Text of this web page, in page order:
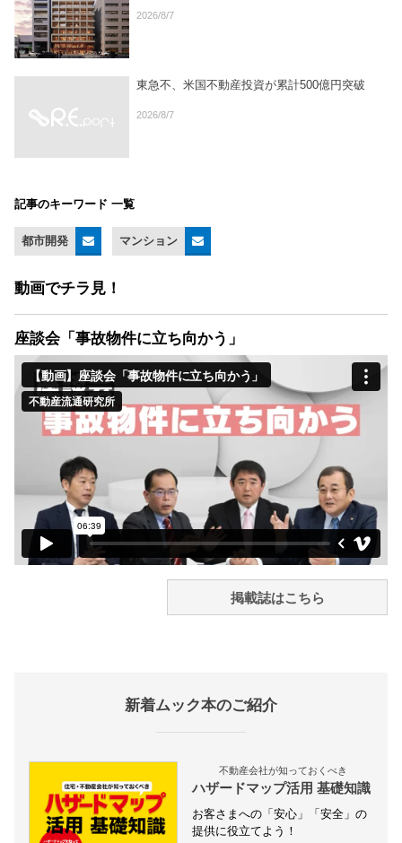
2026/8/7
東急不、米国不動産投資が累計500億円突破
2026/8/7
記事のキーワード 一覧
都市開発 マンション
動画でチラ見！
座談会「事故物件に立ち向かう」
掲載誌はこちら
新着ムック本のご紹介
不動産会社が知っておくべき
ハザードマップ活用 基礎知識
お客さまへの「安心」「安全」の
提供に役立てよう！